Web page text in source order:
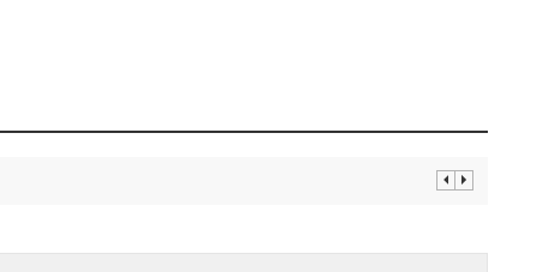
이 다